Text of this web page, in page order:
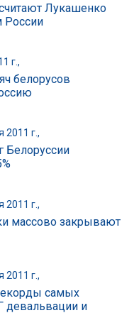
Лукашенко
России
г.,
белорусов
2011 г.,
Белоруссии
2011 г.,
массово закрывают
2011 г.,
самых
девальвации и